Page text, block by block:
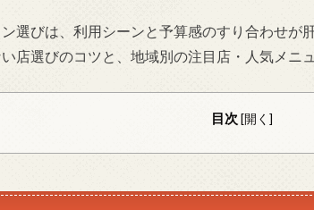
選びは、利用シーンと予算感のすり合わせが
店選びのコツと、地域別の注目店・人気メニ
目次 [開く ]